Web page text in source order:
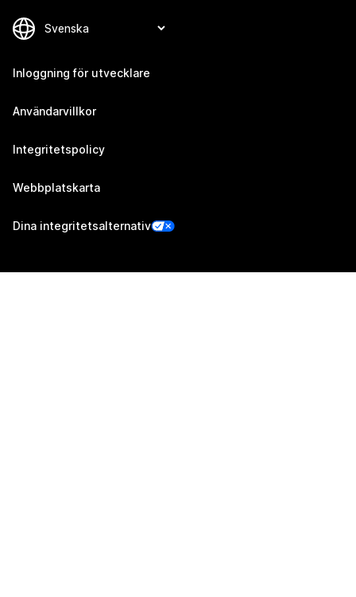
Inloggning för utvecklare
Användarvillkor
Integritetspolicy
Webbplatskarta
Dina integritetsalternativ